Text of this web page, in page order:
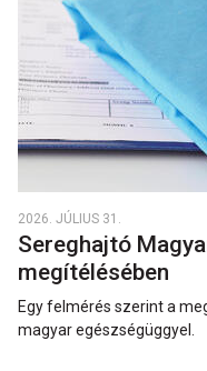
2026. JÚLIUS 31.
Sereghajtó
megítélésében
Egy felmérés szerint a
magyar egészségüggyel.